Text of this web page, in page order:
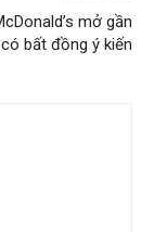
mở gần
bất đồng ý kiến